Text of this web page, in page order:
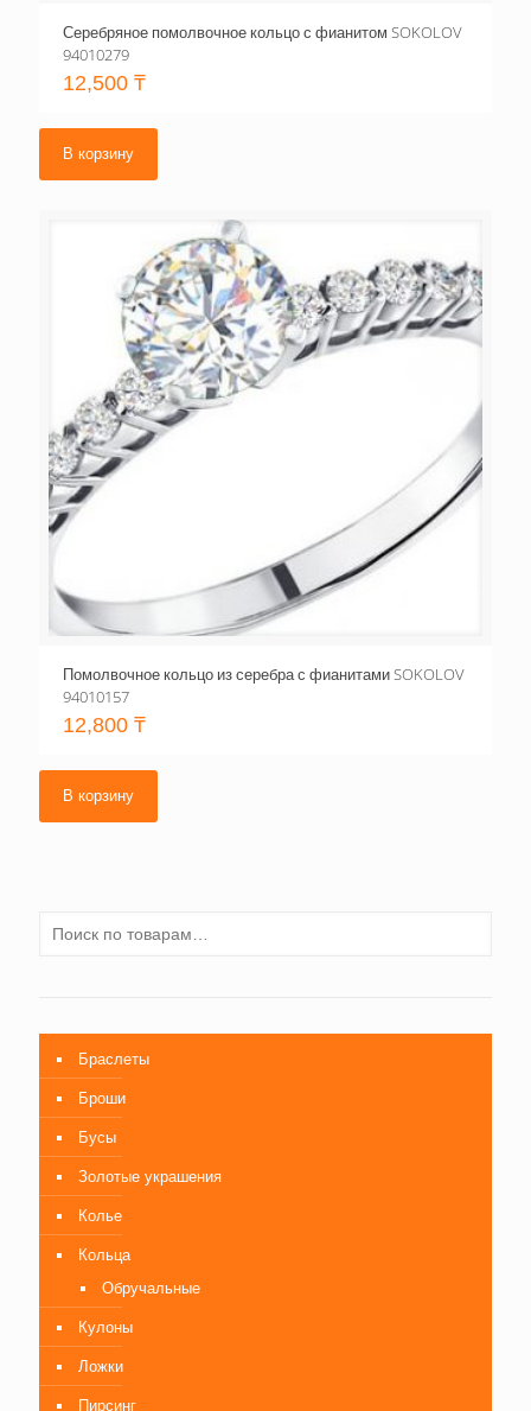
Серебряное помолвочное кольцо с фианитом SOKOLOV
94010279
12,500 ₸
В корзину
Помолвочное кольцо из серебра с фианитами SOKOLOV
94010157
12,800 ₸
В корзину
Браслеты
Броши
Бусы
Золотые украшения
Колье
Кольца
Обручальные
Кулоны
Ложки
Пирсинг